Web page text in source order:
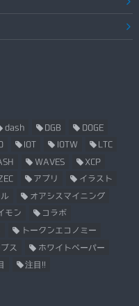
dash DGB DOGE
IOT IOTW LTC
WAVES XCP
アプリ イラスト
オアシスマイニング
モン コラボ
トークンエコノミー
ス ホワイトペーパー
注目!!